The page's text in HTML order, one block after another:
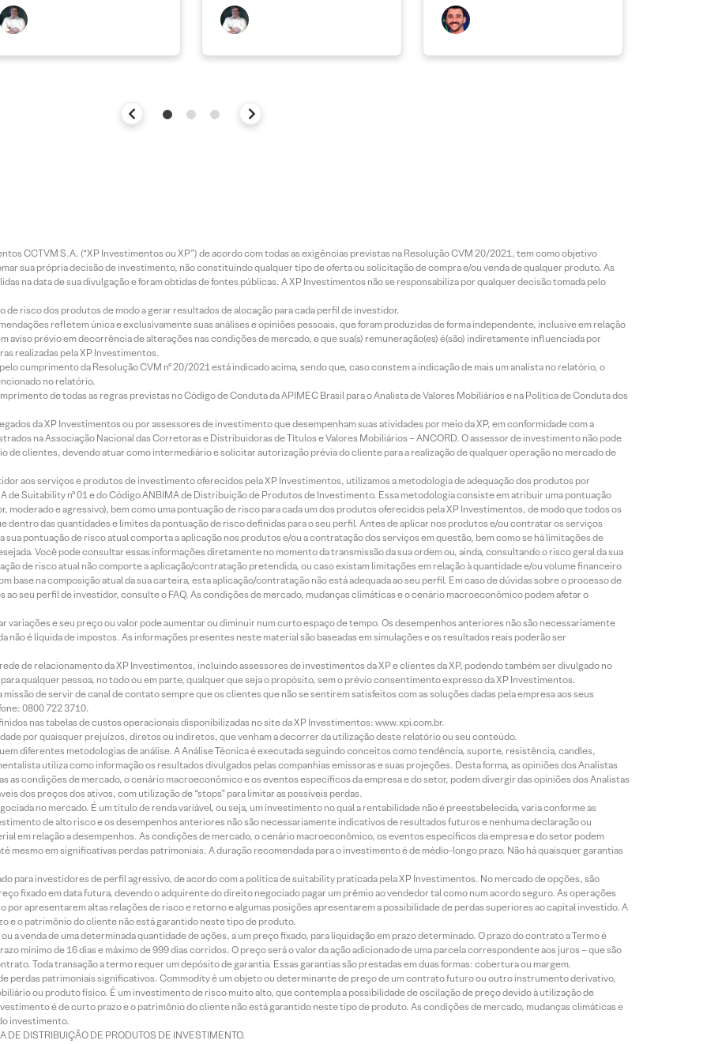
CCTVM S.A. (“XP Investimentos ou XP”) de acordo com todas as exigências previstas na Resolução CVM 20/2021, tem como objetivo
sua própria decisão de investimento, não constituindo qualquer tipo de oferta ou solicitação de compra e/ou venda de qualquer produto. As
na data de sua divulgação e foram obtidas de fontes públicas. A XP Investimentos não se responsabiliza por qualquer decisão tomada pelo
risco dos produtos de modo a gerar resultados de alocação para cada perfil de investidor.
refletem única e exclusivamente suas análises e opiniões pessoais, que foram produzidas de forma independente, inclusive em relação
aviso prévio em decorrência de alterações nas condições de mercado, e que sua(s) remuneração(es) é(são) indiretamente influenciada por
realizadas pela XP Investimentos.
cumprimento da Resolução CVM nº 20/2021 está indicado acima, sendo que, caso constem a indicação de mais um analista no relatório, o
no relatório.
de todas as regras previstas no Código de Conduta da APIMEC Brasil para o Analista de Valores Mobiliários e na Política de Conduta dos
da XP Investimentos ou por assessores de investimento que desempenham suas atividades por meio da XP, em conformidade com a
na Associação Nacional das Corretoras e Distribuidoras de Títulos e Valores Mobiliários – ANCORD. O assessor de investimento não pode
de clientes, devendo atuar como intermediário e solicitar autorização prévia do cliente para a realização de qualquer operação no mercado de
aos serviços e produtos de investimento oferecidos pela XP Investimentos, utilizamos a metodologia de adequação dos produtos por
de Suitability nº 01 e do Código ANBIMA de Distribuição de Produtos de Investimento. Essa metodologia consiste em atribuir uma pontuação
moderado e agressivo), bem como uma pontuação de risco para cada um dos produtos oferecidos pela XP Investimentos, de modo que todos os
dentro das quantidades e limites da pontuação de risco definidas para o seu perfil. Antes de aplicar nos produtos e/ou contratar os serviços
pontuação de risco atual comporta a aplicação nos produtos e/ou a contratação dos serviços em questão, bem como se há limitações de
Você pode consultar essas informações diretamente no momento da transmissão da sua ordem ou, ainda, consultando o risco geral da sua
de risco atual não comporte a aplicação/contratação pretendida, ou caso existam limitações em relação à quantidade e/ou volume financeiro
base na composição atual da sua carteira, esta aplicação/contratação não está adequada ao seu perfil. Em caso de dúvidas sobre o processo de
seu perfil de investidor, consulte o FAQ. As condições de mercado, mudanças climáticas e o cenário macroeconômico podem afetar o
e seu preço ou valor pode aumentar ou diminuir num curto espaço de tempo. Os desempenhos anteriores não são necessariamente
é líquida de impostos. As informações presentes neste material são baseadas em simulações e os resultados reais poderão ser
de relacionamento da XP Investimentos, incluindo assessores de investimentos da XP e clientes da XP, podendo também ser divulgado no
qualquer pessoa, no todo ou em parte, qualquer que seja o propósito, sem o prévio consentimento expresso da XP Investimentos.
de servir de canal de contato sempre que os clientes que não se sentirem satisfeitos com as soluções dadas pela empresa aos seus
0800 722 3710.
nas tabelas de custos operacionais disponibilizadas no site da XP Investimentos: www.xpi.com.br.
por quaisquer prejuízos, diretos ou indiretos, que venham a decorrer da utilização deste relatório ou seu conteúdo.
diferentes metodologias de análise. A Análise Técnica é executada seguindo conceitos como tendência, suporte, resistência, candles,
utiliza como informação os resultados divulgados pelas companhias emissoras e suas projeções. Desta forma, as opiniões dos Analistas
as condições de mercado, o cenário macroeconômico e os eventos específicos da empresa e do setor, podem divergir das opiniões dos Analistas
dos preços dos ativos, com utilização de “stops” para limitar as possíveis perdas.
no mercado. É um título de renda variável, ou seja, um investimento no qual a rentabilidade não é preestabelecida, varia conforme as
de alto risco e os desempenhos anteriores não são necessariamente indicativos de resultados futuros e nenhuma declaração ou
em relação a desempenhos. As condições de mercado, o cenário macroeconômico, os eventos específicos da empresa e do setor podem
mesmo em significativas perdas patrimoniais. A duração recomendada para o investimento é de médio-longo prazo. Não há quaisquer garantias
para investidores de perfil agressivo, de acordo com a política de suitability praticada pela XP Investimentos. No mercado de opções, são
fixado em data futura, devendo o adquirente do direito negociado pagar um prêmio ao vendedor tal como num acordo seguro. As operações
por apresentarem altas relações de risco e retorno e algumas posições apresentarem a possibilidade de perdas superiores ao capital investido. A
e o patrimônio do cliente não está garantido neste tipo de produto.
a venda de uma determinada quantidade de ações, a um preço fixado, para liquidação em prazo determinado. O prazo do contrato a Termo é
mínimo de 16 dias e máximo de 999 dias corridos. O preço será o valor da ação adicionado de uma parcela correspondente aos juros – que são
Toda transação a termo requer um depósito de garantia. Essas garantias são prestadas em duas formas: cobertura ou margem.
perdas patrimoniais significativos. Commodity é um objeto ou determinante de preço de um contrato futuro ou outro instrumento derivativo,
ou produto físico. É um investimento de risco muito alto, que contempla a possibilidade de oscilação de preço devido à utilização de
é de curto prazo e o patrimônio do cliente não está garantido neste tipo de produto. As condições de mercado, mudanças climáticas e
investimento.
DE DISTRIBUIÇÃO DE PRODUTOS DE INVESTIMENTO.